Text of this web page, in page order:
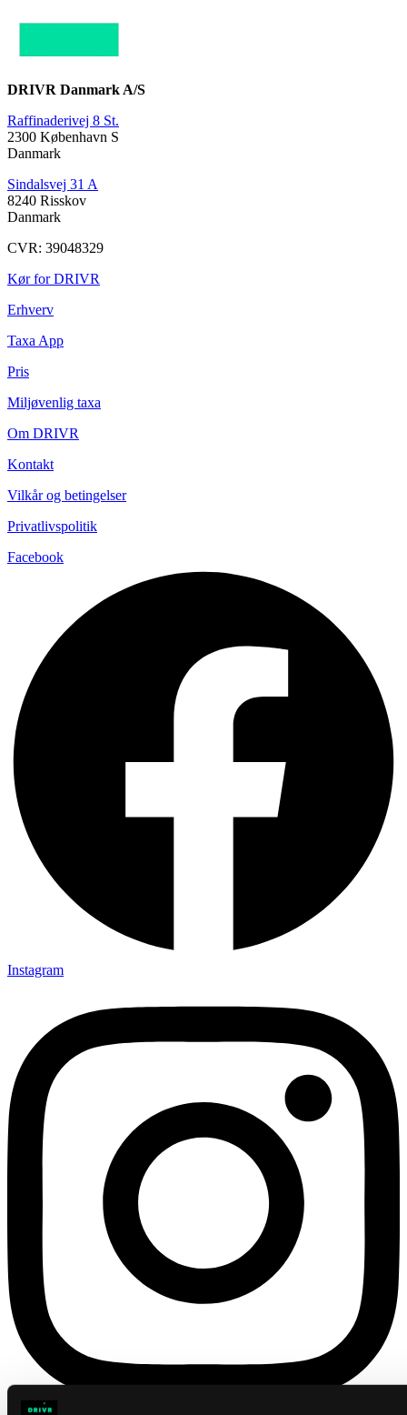
DRIVR Danmark A/S
Raffinaderivej 8 St.
2300 København S
Danmark
Sindalsvej 31 A
8240 Risskov
Danmark
CVR: 39048329
Kør for DRIVR
Erhverv
Taxa App
Pris
Miljøvenlig taxa
Om DRIVR
Kontakt
Vilkår og betingelser
Privatlivspolitik
Facebook
Instagram